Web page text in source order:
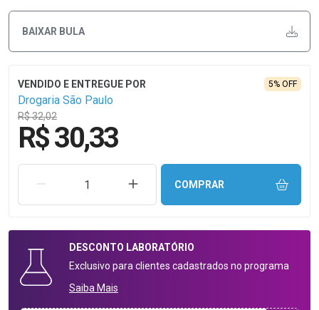
BAIXAR BULA
Drogaria São Paulo
R$ 32,02
5% OFF
R$ 30,33
REMOVER UMA UNIDADEAUMENTAR UMA UNIDADE
COMPRAR
DESCONTO LABORATÓRIO
Exclusivo para clientes cadastrados no programa
Saiba Mais